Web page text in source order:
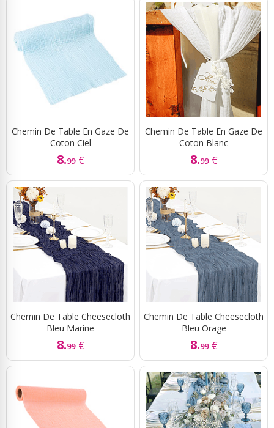
Chemin De Table En Gaze De
Coton Ciel
8.99 €
Chemin De Table En Gaze De
Coton Blanc
8.99 €
Chemin De Table Cheesecloth
Bleu Marine
8.99 €
Chemin De Table Cheesecloth
Bleu Orage
8.99 €